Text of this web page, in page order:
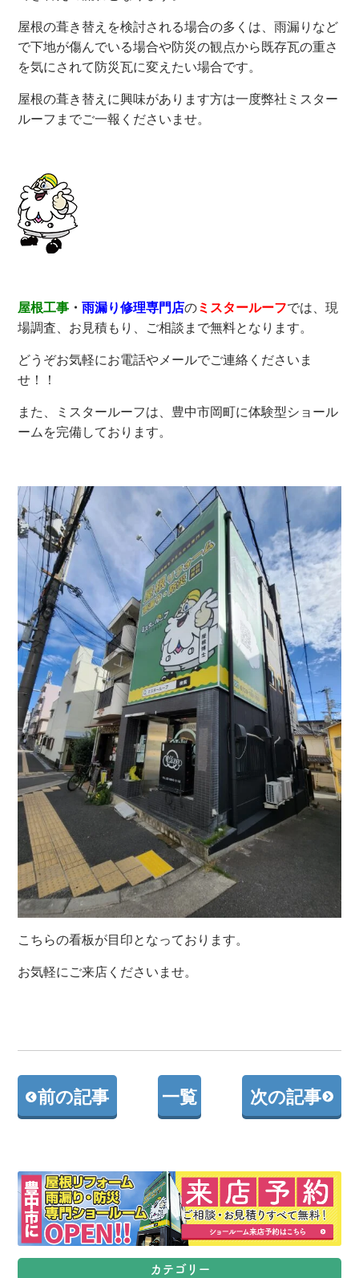
屋根の葺き替えを検討される場合の多くは、雨漏りなど
で下地が傷んでいる場合や防災の観点から既存瓦の重さ
を気にされて防災瓦に変えたい場合です。
屋根の葺き替えに興味があります方は一度弊社ミスター
ルーフまでご一報くださいませ。
屋根工事 ・雨漏り修理専門店のミスタールーフでは、現
場調査、お見積もり、ご相談まで無料となります。
どうぞお気軽にお電話やメールでご連絡くださいま
せ！！
また、ミスタールーフは、豊中市岡町に体験型ショール
ームを完備しております。
こちらの看板が目印となっております。
お気軽にご来店くださいませ。
前の記事 一覧 次の記事
カテゴリー